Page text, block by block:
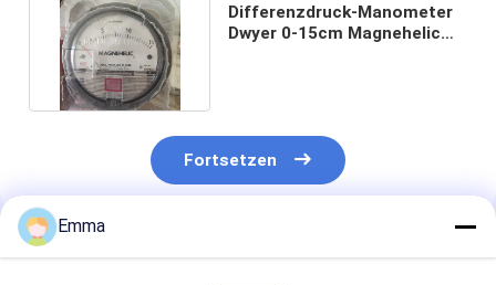
Differenzdruck-Manometer
Dwyer 0-15cm Magnehelic
Fortsetzen
Empfohlene Produkte
Emma